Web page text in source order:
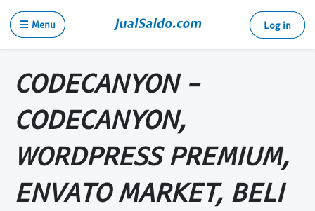
☰ Menu Log in
CODECANYON -
CODECANYON,
WORDPRESS PREMIUM,
ENVATO MARKET, BELI